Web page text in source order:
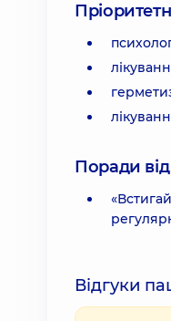
Поради від
Відгуки